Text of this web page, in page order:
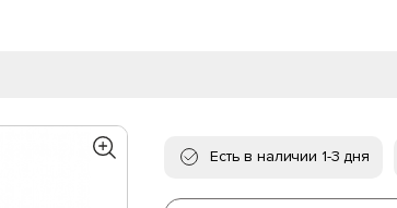
Есть в наличии 1-3 дня